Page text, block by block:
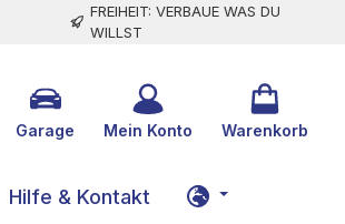
FREIHEIT: VERBAUE WAS DU
WILLST
Garage Mein Konto Warenkorb
Hilfe & Kontakt